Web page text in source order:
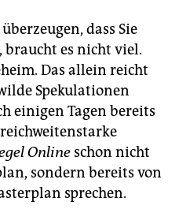
dass Sie
es nicht viel.
Das allein reicht
Spekulationen
einigen Tagen bereits
Online schon nicht
sondern bereits von
sprechen.